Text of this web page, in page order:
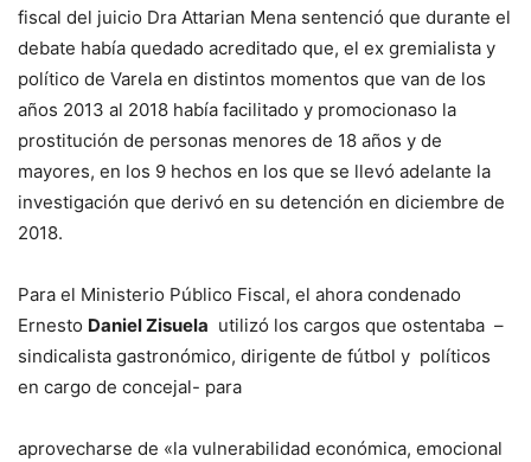
fiscal del juicio Dra Attarian Mena sentenció que durante el
debate había quedado acreditado que, el ex gremialista y
político de Varela en distintos momentos que van de los
años 2013 al 2018 había facilitado y promocionaso la
prostitución de personas menores de 18 años y de
mayores, en los 9 hechos en los que se llevó adelante la
investigación que derivó en su detención en diciembre de
2018.
Para el Ministerio Público Fiscal, el ahora condenado
Ernesto Daniel Zisuela utilizó los cargos que ostentaba –
sindicalista gastronómico, dirigente de fútbol y políticos
en cargo de concejal- para
aprovecharse de «la vulnerabilidad económica, emocional